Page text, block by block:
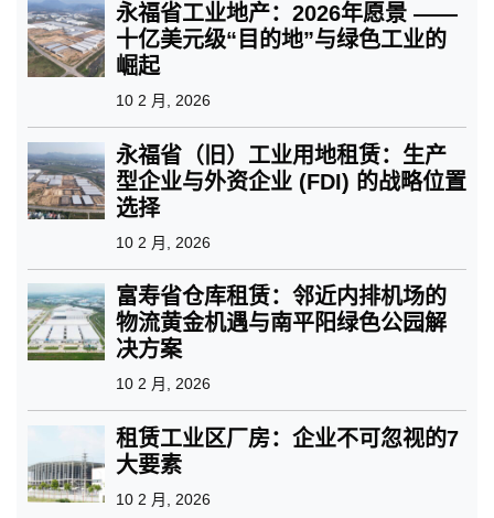
永福省工业地产：2026年愿景 ——
十亿美元级“目的地”与绿色工业的
崛起
10 2 月, 2026
永福省（旧）工业用地租赁：生产
型企业与外资企业 (FDI) 的战略位置
选择
10 2 月, 2026
富寿省仓库租赁：邻近内排机场的
物流黄金机遇与南平阳绿色公园解
决方案
10 2 月, 2026
租赁工业区厂房：企业不可忽视的7
大要素
10 2 月, 2026